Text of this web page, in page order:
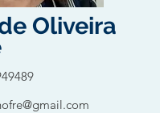
Oliveira